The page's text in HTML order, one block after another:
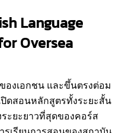
Language
Oversea
งเอกชน และขึ้นตรงต่อม
ดสอนหลักสูตรทั้งระยะสั้น
ะยะยาวที่สุดของคอร์ส